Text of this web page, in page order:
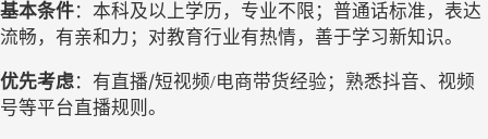
基本条件：本科及以上学历，专业不限 ； 普通话标准，表达
流畅，有亲和力 ； 对教育行业有热情，善于学习新知识。
优先考虑： 有直播/短视频/电商带货经验 ； 熟悉抖音、 视频
号等平台直播规则 。